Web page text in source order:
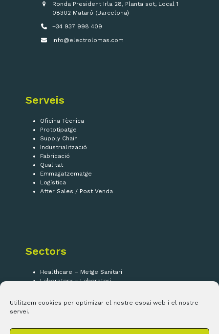
Utilitzem cookies per optimizar el nostre espai web i el nostre
servei.
Ronda President Irla 28, Planta sot, Local 1
08302 Mataró (Barcelona)
+34 937 998 409
info@electrolomas.com
Serveis
Oficina Tècnica
Prototipatge
Supply Chain
Industrialització
Fabricació
Qualitat
Emmagatzematge
Logística
After Sales / Post Venda
Sectors
Healthcare – Metge Sanitari
Laboratory – Laboratori
Segueix-nos!